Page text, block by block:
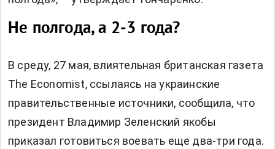
Не полгода, а 2-3 года?
В среду, 27 мая, влиятельная британская газета
The Economist, ссылаясь на украинские
правительственные источники, сообщила, что
президент Владимир Зеленский якобы
приказал готовиться воевать еще два-три года.